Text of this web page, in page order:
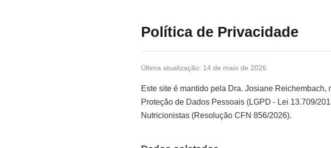
Política de Privacidade
Última atualização: 14 de maio de 2026
Este site é mantido pela Dra. Josiane
Proteção de Dados Pessoais (LGPD - Lei 13.709/
Nutricionistas (Resolução CFN 856/2026).